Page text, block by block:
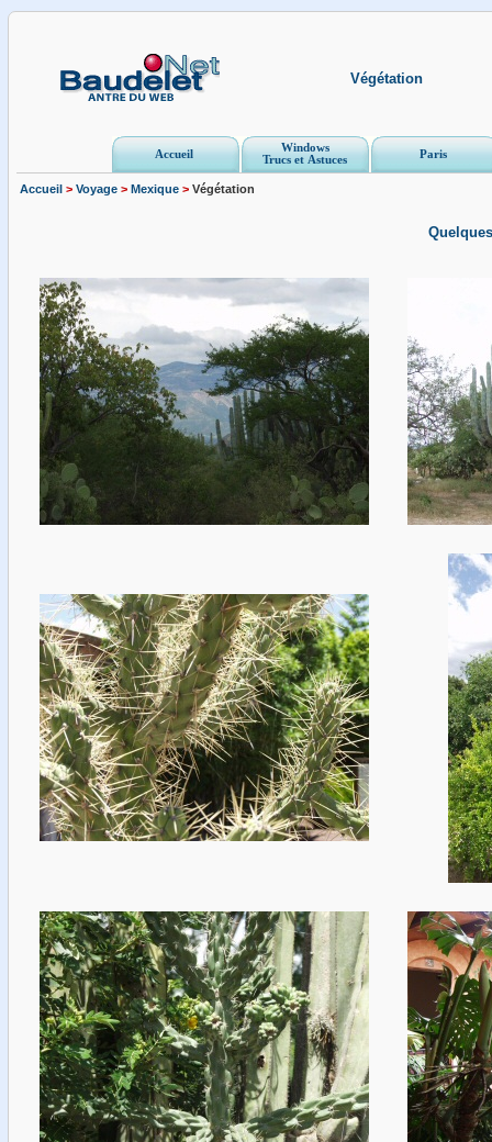
Végétation
Accueil
Windows
Trucs et Astuces
Paris
Accueil > Voyage > Mexique > Végétation